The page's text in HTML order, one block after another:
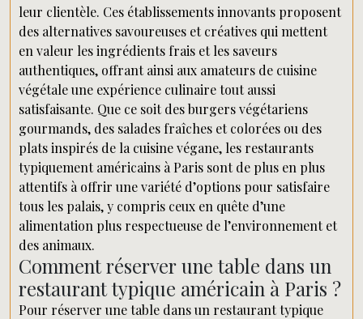
leur clientèle. Ces établissements innovants proposent
des alternatives savoureuses et créatives qui mettent
en valeur les ingrédients frais et les saveurs
authentiques, offrant ainsi aux amateurs de cuisine
végétale une expérience culinaire tout aussi
satisfaisante. Que ce soit des burgers végétariens
gourmands, des salades fraîches et colorées ou des
plats inspirés de la cuisine végane, les restaurants
typiquement américains à Paris sont de plus en plus
attentifs à offrir une variété d’options pour satisfaire
tous les palais, y compris ceux en quête d’une
alimentation plus respectueuse de l’environnement et
des animaux.
Comment réserver une table dans un
restaurant typique américain à Paris ?
Pour réserver une table dans un restaurant typique